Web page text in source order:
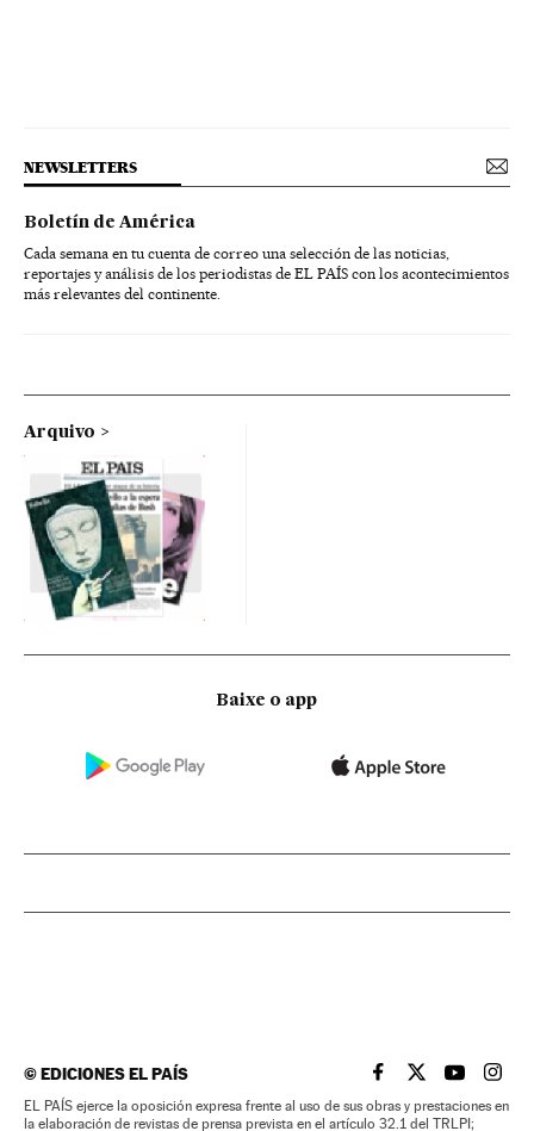
NEWSLETTERS
Boletín de América
Cada semana en tu cuenta de correo una selección de las noticias,
reportajes y análisis de los periodistas de EL PAÍS con los acontecimientos
más relevantes del continente.
Arquivo
Baixe o app
©EDICIONES EL PAÍS EL PAÍS BRASIL EN
EL PAÍSEL PAÍS
EL
EL PAÍS ejerce la oposición expresa frente al uso de sus obras y prestaciones en
la elaboración de revistas de prensa prevista en el artículo 32.1 del TRLPI;